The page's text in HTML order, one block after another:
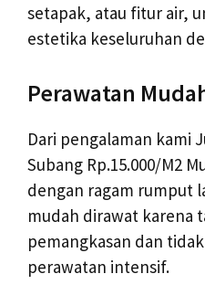
setapak, atau fitur air,
estetika keseluruhan
Perawatan
Dari pengalaman kami
Subang Rp.15.000/M2
dengan ragam rumput
mudah dirawat karena
pemangkasan dan
perawatan intensif.